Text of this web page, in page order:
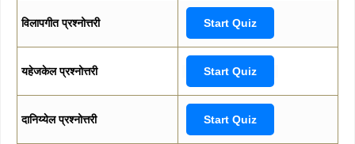
विलापगीत प्रश्नोत्तरी Start Quiz
यहेजकेल प्रश्नोत्तरी Start Quiz
दानिय्येल प्रश्नोत्तरी Start Quiz